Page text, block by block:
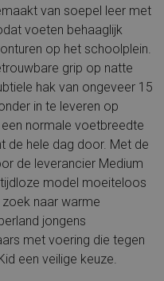
van soepel leer met
voeten behaaglijk
op het schoolplein.
grip op natte
hak van ongeveer 15
in te leveren op
normale voetbreedte
de hele dag door. Met de
de leverancier Medium
model moeiteloos
naar warme
jongens
met voering die tegen
een veilige keuze.